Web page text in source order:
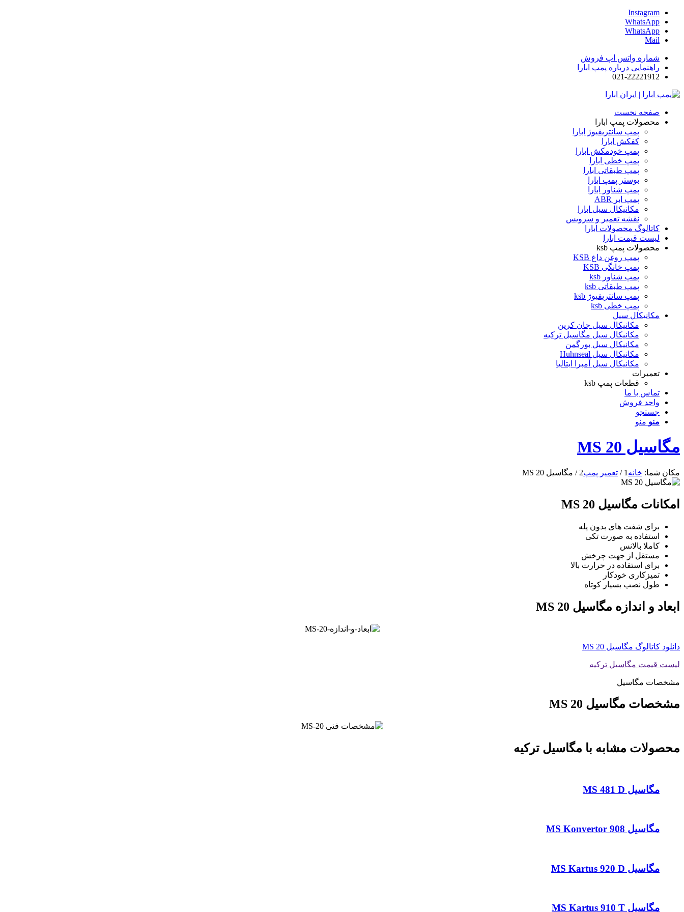
Instagram
WhatsApp
WhatsApp
Mail
شماره واتس اپ فروش
راهنمایی درباره پمپ ابارا
021-22221912
صفحه نخست
محصولات پمپ ابارا
پمپ سانتریفیوژ ابارا
کفکش ابارا
پمپ خودمکش ابارا
پمپ خطی ابارا
پمپ طبقاتی ابارا
بوستر پمپ ابارا
پمپ شناور ابارا
پمپ ابر ABR
مکانیکال سیل ابارا
نقشه تعمیر و سرویس
کاتالوگ محصولات ابارا
لیست قیمت ابارا
محصولات پمپ ksb
پمپ روغن داغ KSB
پمپ خانگی KSB
پمپ شناور ksb
پمپ طبقاتی ksb
پمپ سانتریفیوژ ksb
پمپ خطی ksb
مکانیکال سیل
مکانیکال سیل جان کرین
مکانیکال سیل مگاسیل ترکیه
مکانیکال سیل بورگمن
مکانیکال سیل Huhnseal
مکانیکال سیل آمبرا ایتالیا
تعمیرات
قطعات پمپ ksb
تماس با ما
واحد فروش
جستجو
منو منو
مگاسیل MS 20
مکان شما: خانه 1
/ تعمیر پمپ2
/ مگاسیل MS 20
امکانات مگاسیل MS 20
برای شفت های بدون پله
استفاده به صورت تکی
کاملا بالانس
مستقل از جهت چرخش
برای استفاده در حرارت بالا
تمیزکاری خودکار
طول نصب بسیار کوتاه
ابعاد و اندازه مگاسیل MS 20
دانلود کاتالوگ مگاسیل MS 20
لیست قیمت مگاسیل ترکیه
مشخصات مگاسیل
مشخصات مگاسیل MS 20
محصولات مشابه با مگاسیل ترکیه
مگاسیل MS 481 D
مگاسیل MS Konvertor 908
مگاسیل MS Kartus 920 D
مگاسیل MS Kartus 910 T